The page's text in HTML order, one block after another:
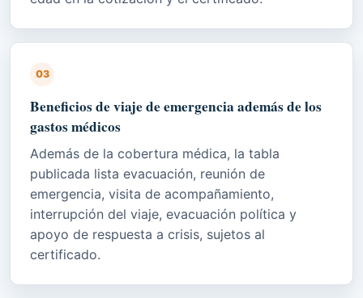
03
Beneficios de viaje de emergencia además de los
gastos médicos
Además de la cobertura médica, la tabla
publicada lista evacuación, reunión de
emergencia, visita de acompañamiento,
interrupción del viaje, evacuación política y
apoyo de respuesta a crisis, sujetos al
certificado.